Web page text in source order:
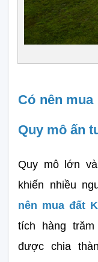
Có nên
Quy mô ấn
Quy mô lớn
khiến nhiều
nên mua đất
tích hàng
được chia